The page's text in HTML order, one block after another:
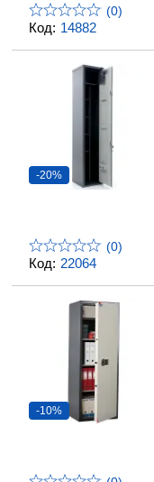
Код: 14882
(0)
Код: 22064
-20%
(0)
-10%